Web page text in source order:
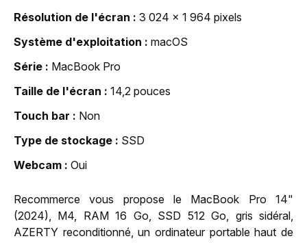
Résolution de l'écran
3 024 x 1 964 pixels
Système d'exploitation
macOS
Série
MacBook Pro
Taille de l'écran
14,2 pouces
Touch bar
Non
Type de stockage
SSD
Webcam
Oui
Recommerce vous propose le MacBook Pro 14"
(2024), M4, RAM 16 Go, SSD 512 Go, gris sidéral,
AZERTY reconditionné, un ordinateur portable haut de